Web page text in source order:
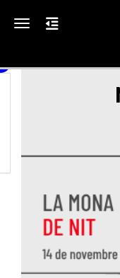
Toggle navigation